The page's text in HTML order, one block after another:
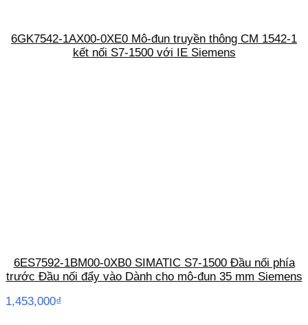
6GK7542-1AX00-0XE0 Mô-đun truyền thông CM 1542-1
kết nối S7-1500 với IE Siemens
6ES7592-1BM00-0XB0 SIMATIC S7-1500 Đầu nối phía
trước Đầu nối đẩy vào Dành cho mô-đun 35 mm Siemens
1,453,000₫